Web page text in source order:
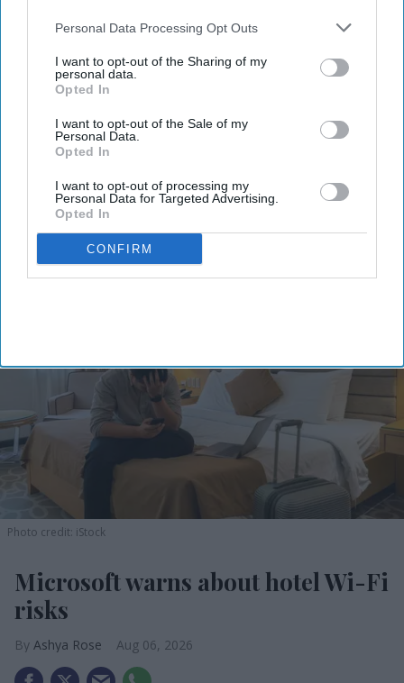
Downstream Participantsthat may further disclose it to other
Personal Data Processing Opt Outs
I want to opt-out of the Sharing of my
personal data.
Opted In
I want to opt-out of the Sale of my
Personal Data.
Opted In
I want to opt-out of processing my
Personal Data for Targeted Advertising.
Opted In
CONFIRM
By subscribing, you agree to our Terms & Conditions.
View Terms & Conditions
Photo credit: iStock
Microsoft warns about hotel Wi-Fi
risks
Ashya Rose Aug 06, 2026